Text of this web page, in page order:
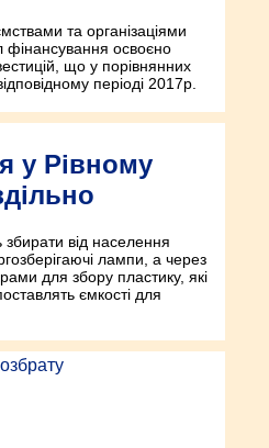
та організаціями
фінансування освоєно
що у порівнянних
періоді 2017р.
у Рівному
збирати від населення
лампи, а через
для збору пластику, які
ємкості для